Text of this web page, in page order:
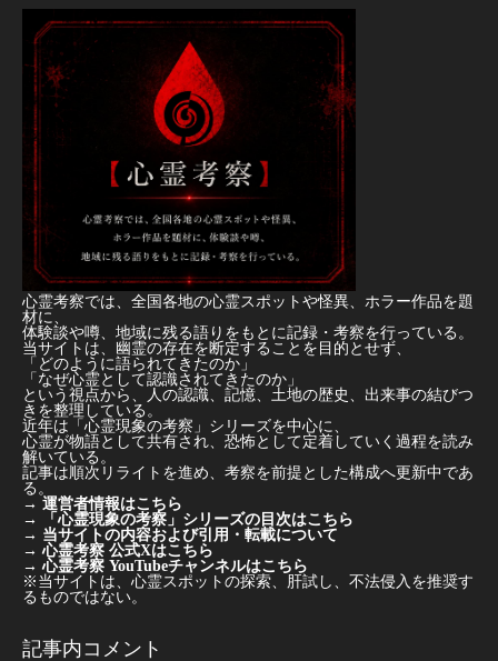
心霊考察では、全国各地の心霊スポットや怪異、ホラー作品を題
材に、
体験談や噂、地域に残る語りをもとに記録・考察を行っている。
当サイトは、幽霊の存在を断定することを目的とせず、
「どのように語られてきたのか」
「なぜ心霊として認識されてきたのか」
という視点から、人の認識、記憶、土地の歴史、出来事の結びつ
きを整理している。
近年は「心霊現象の考察」シリーズを中心に、
心霊が物語として共有され、恐怖として定着していく過程を読み
解いている。
記事は順次リライトを進め、考察を前提とした構成へ更新中であ
る。
→ 運営者情報はこちら
→
「心霊現象の考察」シリーズの目次はこちら
→ 当サイトの内容および引用・転載について
→ 心霊考察 公式Xはこちら
→ 心霊考察 YouTubeチャンネルはこちら
※当サイトは、心霊スポットの探索、肝試し、不法侵入を推奨す
るものではない。
記事内コメント